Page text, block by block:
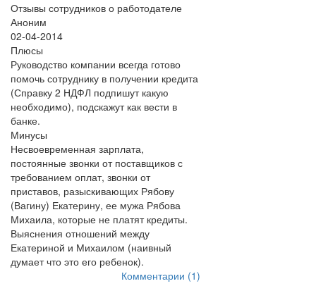
Отзывы сотрудников о работодателе
Аноним
02-04-2014
Плюсы
Руководство компании всегда готово
помочь сотруднику в получении кредита
(Справку 2 НДФЛ подпишут какую
необходимо), подскажут как вести в
банке.
Минусы
Несвоевременная зарплата,
постоянные звонки от поставщиков с
требованием оплат, звонки от
приставов, разыскивающих Рябову
(Вагину) Екатерину, ее мужа Рябова
Михаила, которые не платят кредиты.
Выяснения отношений между
Екатериной и Михаилом (наивный
думает что это его ребенок).
Комментарии (1)